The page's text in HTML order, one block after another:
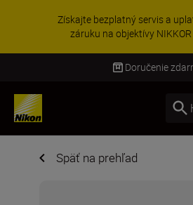
UŠETRI NA PRÍSLUŠENSTVE |
vybranom príslušenstve a
výbavu ešte dne...
Doručenie
Späť na prehľad